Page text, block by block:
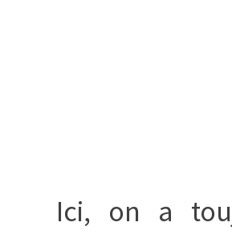
Ici, on a